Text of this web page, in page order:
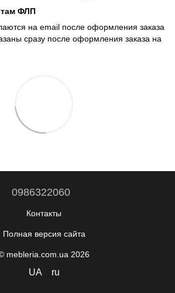
ФЛП
на email после оформления заказа
сразу после оформления заказа на
0986322060
Контакты
Полная версия сайта
mebleria.com.ua 2026
UA ru